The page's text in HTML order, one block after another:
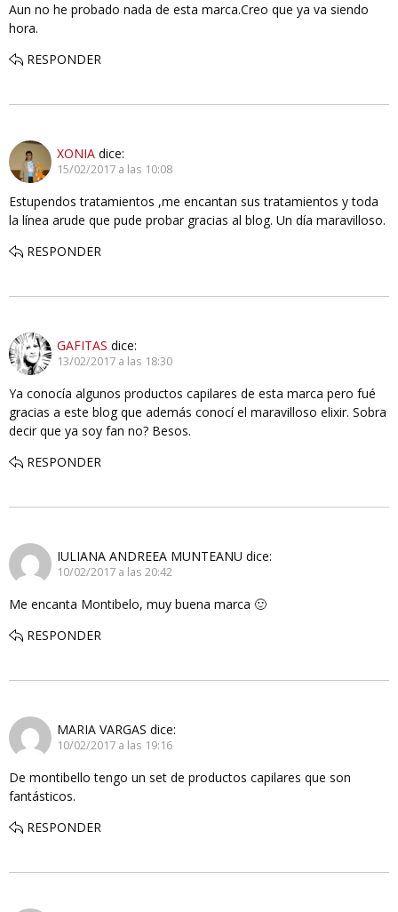
Aun no he probado nada de esta marca.Creo que ya va siendo
hora.
RESPONDER
XONIA dice:
15/02/2017 a las 10:08
Estupendos tratamientos ,me encantan sus tratamientos y toda
la línea arude que pude probar gracias al blog. Un día maravilloso.
RESPONDER
GAFITAS dice:
13/02/2017 a las 18:30
Ya conocía algunos productos capilares de esta marca pero fué
gracias a este blog que además conocí el maravilloso elixir. Sobra
decir que ya soy fan no? Besos.
RESPONDER
IULIANA ANDREEA MUNTEANU dice:
10/02/2017 a las 20:42
Me encanta Montibelo, muy buena marca 🙂
RESPONDER
MARIA VARGAS dice:
10/02/2017 a las 19:16
De montibello tengo un set de productos capilares que son
fantásticos.
RESPONDER